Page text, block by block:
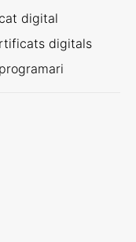
digital
digitals